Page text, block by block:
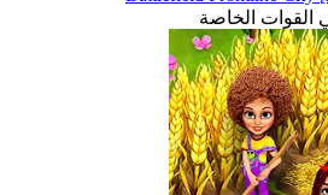
القوات الخاصة